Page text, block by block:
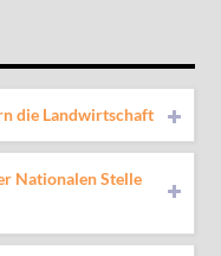
die Landwirtschaft
Nationalen Stelle